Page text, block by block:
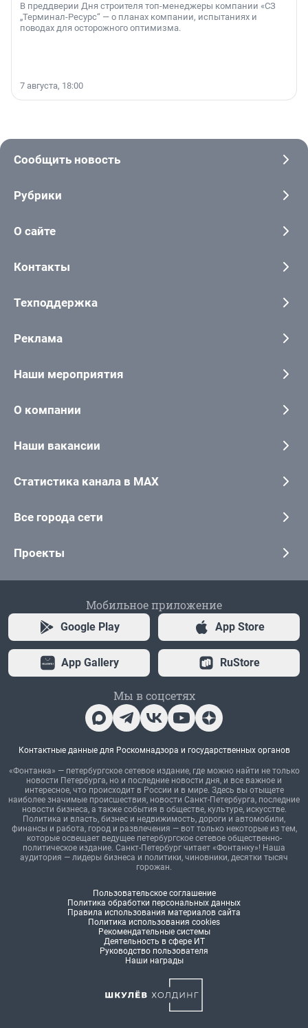
В преддверии Дня строителя топ-менеджеры компании «СЗ
„Терминал-Ресурс“ — о планах компании, испытаниях и
поводах для осторожного оптимизма.
7 августа, 18:00
Сообщить новость
Рубрики
О сайте
Контакты
Техподдержка
Реклама
Наши мероприятия
О компании
Наши вакансии
Статистика канала в MAX
Все города сети
Проекты
Мобильное приложение
Google Play App Store
App Gallery RuStore
Мы в соцсетях
Контактные данные для Роскомнадзора и государственных органов
«Фонтанка» — петербургское сетевое издание, где можно найти не только
новости Петербурга, но и последние новости дня, и все важное и
интересное, что происходит в России и в мире. Здесь вы отыщете
наиболее значимые происшествия, новости Санкт-Петербурга, последние
новости бизнеса, а также события в обществе, культуре, искусстве.
Политика и власть, бизнес и недвижимость, дороги и автомобили,
финансы и работа, город и развлечения — вот только некоторые из тем,
которые освещает ведущее петербургское сетевое общественно-
политическое издание. Санкт-Петербург читает «Фонтанку»! Наша
аудитория — лидеры бизнеса и политики, чиновники, десятки тысяч
горожан.
Пользовательское соглашение
Политика обработки персональных данных
Правила использования материалов сайта
Политика использования cookies
Рекомендательные системы
Деятельность в сфере ИТ
Руководство пользователя
Наши награды